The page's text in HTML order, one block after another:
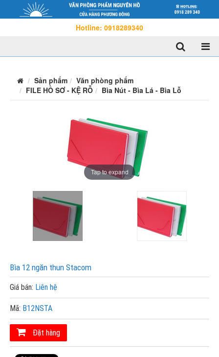
Hotline: 0918289340
Sản phẩm
Văn phòng phẩm
FILE HỒ SƠ - KỆ RỖ
Bìa Nút - Bìa Lá - Bìa Lỗ
Tap to expand
Bìa 12 ngăn thun Stacom
Giá bán: Liên hệ
Mã: B12NSTA
Đặt hàng